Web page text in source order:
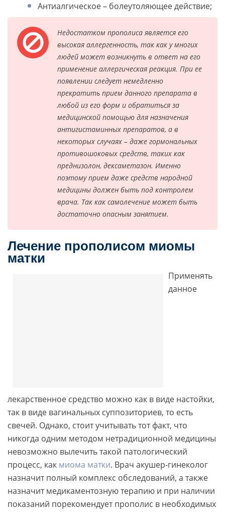
Антиалгическое – болеутоляющее действие;
Недостатком прополиса является его
высокая аллергенность, так как у многих
людей может возникнуть в ответ на его
применение аллергическая реакция. При ее
появлении следует немедленно
прекратить прием данного препарата в
любой из его форм и обратиться за
медицинской помощью для назначения
антигистаминных препаратов, а в
некоторых случаях – даже гормональных
противошоковых средств, таких как
преднизолон, дексаметазон. Именно
поэтому прием даже средств народной
медицины должен быть под контролем
врача. Так как самолечение может быть
достаточно опасным занятием.
Лечение прополисом миомы
матки
Применять
данное
лекарственное средство можно как в виде настойки,
так в виде вагинальных суппозиториев, то есть
свечей. Однако, стоит учитывать тот факт, что
никогда одним методом нетрадиционной медицины
невозможно вылечить такой патологический
процесс, как миома матки. Врач акушер-гинеколог
назначит полный комплекс обследований, а также
назначит медикаментозную терапию и при наличии
показаний порекомендует прополис в необходимых